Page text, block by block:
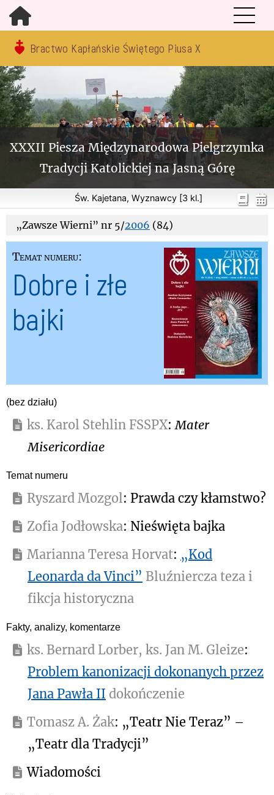
Bractwo Kapłańskie Świętego Piusa X
XXXII Piesza Międzynarodowa Pielgrzymka
Tradycji Katolickiej na Jasną Górę
Św. Kajetana, Wyznawcy [3 kl.]
„Zawsze Wierni” nr 5/2006 (84)
Temat numeru:
Dobre i złe
bajki
(bez działu)
ks. Karol Stehlin FSSPX:Mater
Misericordiae
Temat numeru
Ryszard Mozgol: Prawda czy kłamstwo?
Zofia Jodłowska: Nieświęta bajka
Marianna Teresa Horvat: „Kod
Leonarda da Vinci” Bluźniercza teza i
fikcja historyczna
Fakty, analizy, komentarze
ks. Bernard Lorber, ks. Jan M. Gleize:
Problem kanonizacji dokonanych przez
Jana Pawła II dokończenie
Tomasz A. Żak: „Teatr Nie Teraz” –
„Teatr dla Tradycji”
Wiadomości